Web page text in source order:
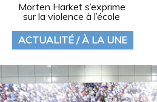
Morten Harket s’exprime
sur la violence à l’école
ACTUALITÉ / À LA UNE